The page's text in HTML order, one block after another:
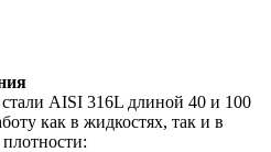
AISI 316L длиной 40 и 100
как в жидкостях, так и в